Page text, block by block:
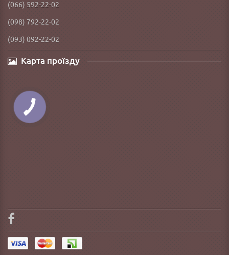
(066) 592-22-02
(098) 792-22-02
(093) 092-22-02
Карта проїзду